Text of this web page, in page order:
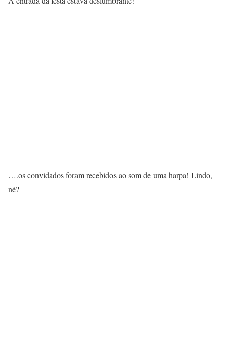
….os convidados foram recebidos ao som de uma harpa! Lindo,
né?